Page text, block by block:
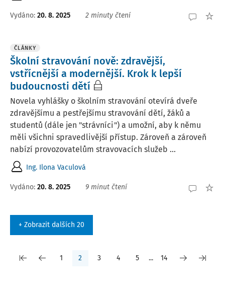
Vydáno: 20. 8. 2025 2 minuty čtení
ČLÁNKY
Školní stravování nově: zdravější,
vstřícnější a modernější. Krok k lepší
budoucnosti dětí
Novela vyhlášky o školním stravování otevírá dveře
zdravějšímu a pestřejšímu stravování dětí, žáků a
studentů (dále jen "strávníci") a umožní, aby k němu
měli všichni spravedlivější přístup. Zároveň a zároveň
nabízí provozovatelům stravovacích služeb ...
Ing. Ilona Vaculová
Vydáno: 20. 8. 2025 9 minut čtení
+ Zobrazit dalších 20
1 2 3 4 5 ... 14